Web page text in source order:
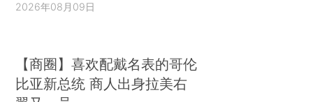
2026年08月09日
【商圈】喜欢配戴名表的哥伦
比亚新总统 商人出身拉美右